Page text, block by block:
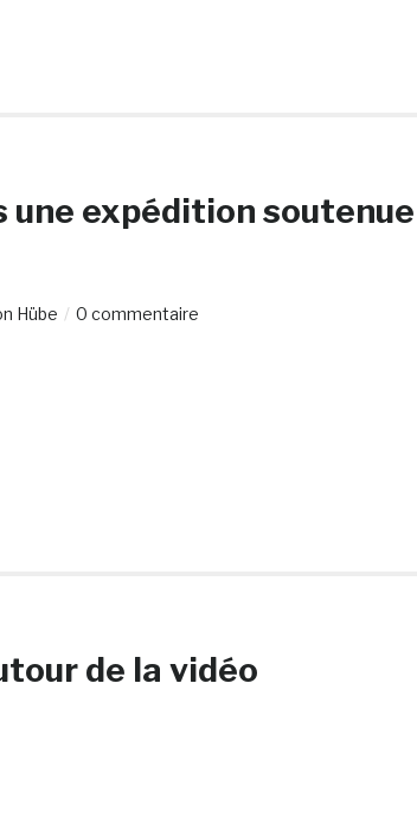
une expédition soutenue
Hübe 0 commentaire
de la vidéo